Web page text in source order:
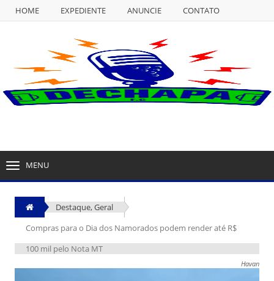
HOME EXPEDIENTE ANUNCIE
CONTATO
EXPEDIENTE ANUNCIE
MENU
Destaque,Geral
Compras para o Dia dos Namorados podem render até R$
100 mil pelo Nota MT
Havan